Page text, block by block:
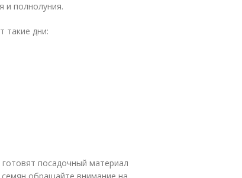
и полнолуния.
такие дни:
посадочный материал